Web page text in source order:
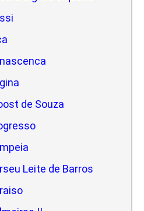
de Souza
Leite de Barros